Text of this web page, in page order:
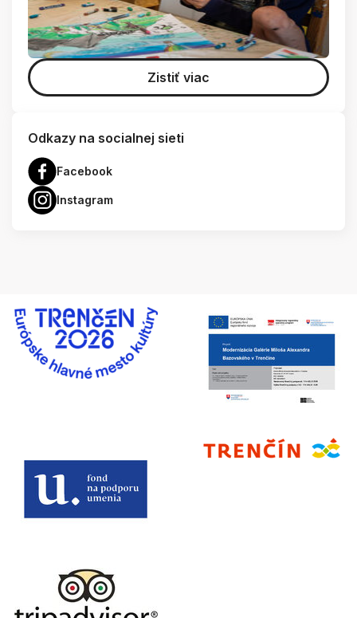
Zistiť viac
Odkazy na socialnej sieti
Facebook
Instagram